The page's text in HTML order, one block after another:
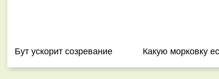
Бут ускорит созревание Какую морковку